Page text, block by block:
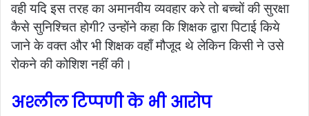
वही यदि इस तरह का अमानवीय व्यवहार करे तो बच्चों की सुरक्षा
कैसे सुनिश्चित होगी? उन्होंने कहा कि शिक्षक द्वारा पिटाई किये
जाने के वक्त और भी शिक्षक वहाँ मौजूद थे लेकिन किसी ने उसे
रोकने की कोशिश नहीं की।
अश्लील टिप्पणी के भी आरोप